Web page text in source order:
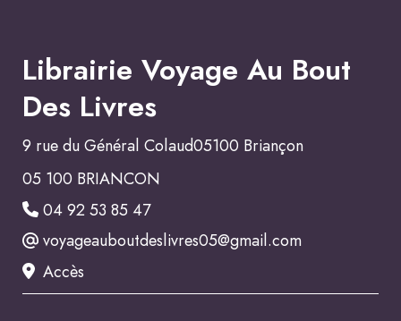
Librairie Voyage Au Bout
Des Livres
9 rue du Général Colaud05100 Briançon
05 100 BRIANCON
04 92 53 85 47
voyageauboutdeslivres05@gmail.com
Accès